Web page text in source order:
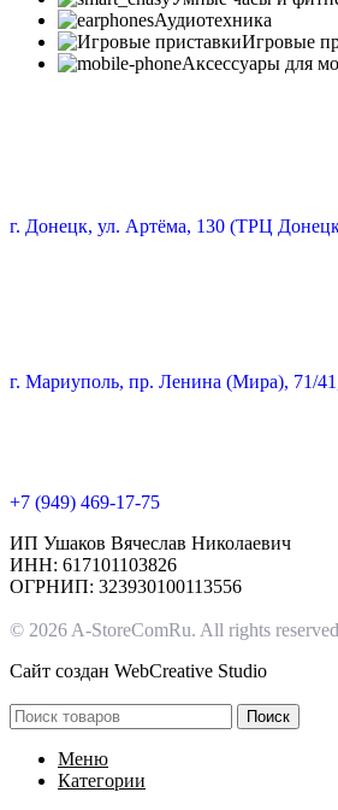
Аудиотехника
Игровые
Аксессуары для
г. Донецк, ул. Артёма, 130 (ТРЦ
г. Мариуполь, пр. Ленина (Мира), 71/
+7 (949) 469-17-75
ИП Ушаков Вячеслав Николаевич
ИНН: 617101103826
ОГРНИП: 323930100113556
© 2026 A-StoreComRu. All rights reserved
Сайт создан WebCreative Studio
Поиск
Меню
Категории